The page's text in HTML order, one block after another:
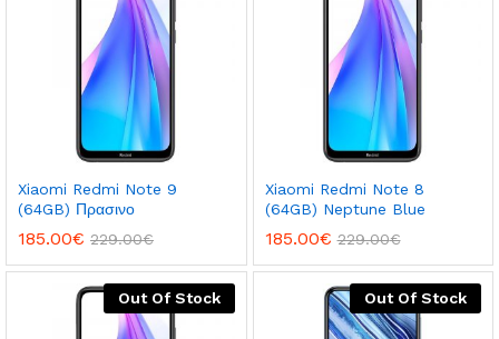
Xiaomi Redmi Note 9
(64GB) Πρασινο
185.00€ 229.00€
Xiaomi Redmi Note 8
(64GB) Neptune Blue
185.00€ 229.00€
Out Of Stock Out Of Stock